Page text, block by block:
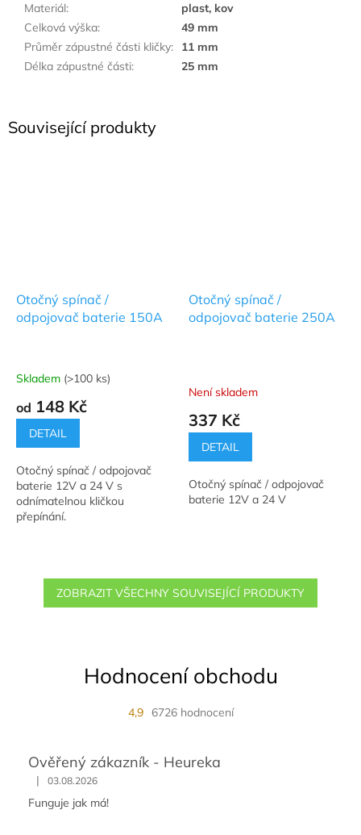
Související produkty
Otočný spínač /
odpojovač baterie 150A
Průměrné
produktu
5,0
5
hvězdiček.
Skladem (>100 ks)
od 148 Kč
DETAIL
Otočný spínač / odpojovač
baterie 12V a 24 V s
odnímatelnou kličkou
přepínání.
Otočný spínač /
odpojovač baterie 250A
Není skladem
337 Kč
DETAIL
Otočný spínač / odpojovač
baterie 12V a 24 V
ZOBRAZIT VŠECHNY SOUVISEJÍCÍ PRODUKTY
Materiál:
plast, kov
Celková výška:
49 mm
Průměr zápustné části kličky:
11 mm
Délka zápustné části: 25 mm
Hodnocení obchodu
4,9 6726 hodnocení
Ověřený zákazník - Heureka
| 03.08.2026
Funguje jak má!